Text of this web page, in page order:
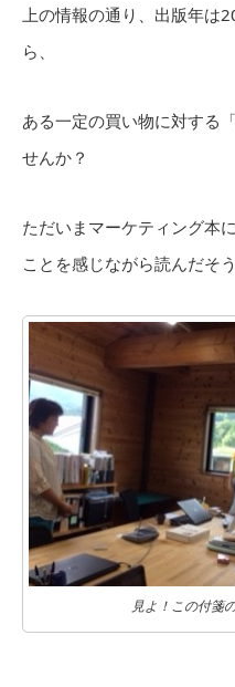
上の情報の通り、出版年は
ら、
ある一定の買い物に対する
せんか？
ただいまマーケティング本
ことを感じながら読んだそう
見よ！この付箋